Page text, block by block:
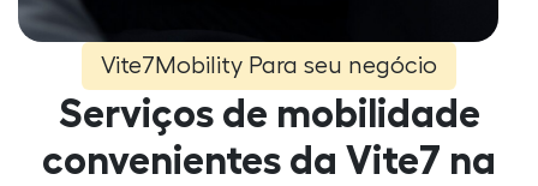
Vite7Mobility Para seu negócio
Serviços de mobilidade
convenientes da Vite7 na